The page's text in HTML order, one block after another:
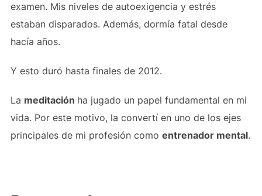
examen. Mis niveles de autoexigencia y estrés
estaban disparados. Además, dormía fatal desde
hacía años.
Y esto duró hasta finales de 2012.
La meditación ha jugado un papel fundamental en mi
vida. Por este motivo, la convertí en uno de los ejes
principales de mi profesión como entrenador mental.